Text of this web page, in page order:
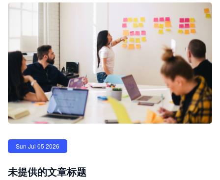
Sun Jul 05 2026
未提供的文章标题